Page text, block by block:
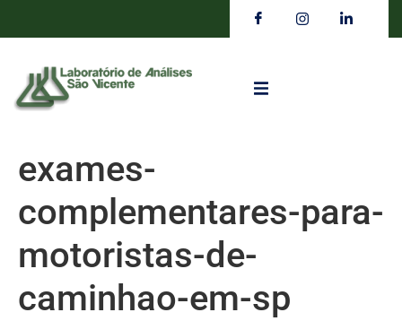
exames-
complementares-para-
motoristas-de-
caminhao-em-sp